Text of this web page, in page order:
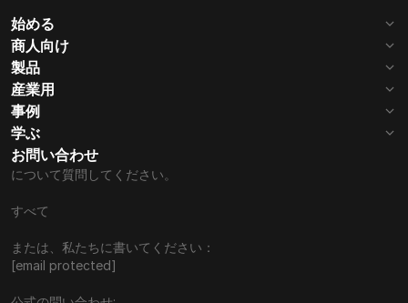
始める
会社
レビュー
連絡先
商人向け
始める
サポートされているコイン
製品
ウェブ3.0
請求書
一括支払い
ホワイトラベル決済
寄付ツール
産業用
iGaming
電子商取引
Advanced Payment
事例
外国為替
電気通信
NFT
学ぶ
0xブログ
ナレッジベース
マニュアル
お問い合わせ
について質問してください。
すべて
または、私たちに書いてください：
[email protected]